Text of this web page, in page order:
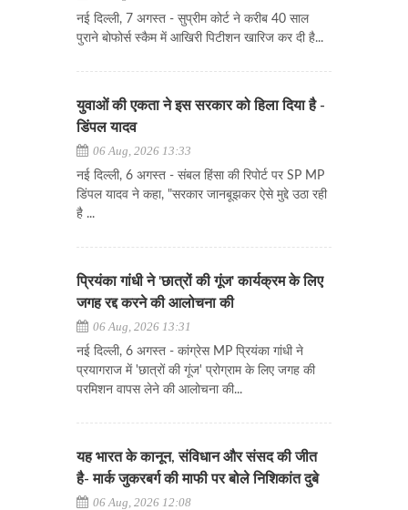
नई दिल्ली, 7 अगस्त - सुप्रीम कोर्ट ने करीब 40 साल
पुराने बोफोर्स स्कैम में आखिरी पिटीशन खारिज कर दी है...
युवाओं की एकता ने इस सरकार को हिला दिया है -
डिंपल यादव
06 Aug, 2026 13:33
नई दिल्ली, 6 अगस्त - संबल हिंसा की रिपोर्ट पर SP MP
डिंपल यादव ने कहा, "सरकार जानबूझकर ऐसे मुद्दे उठा रही
है ...
प्रियंका गांधी ने 'छात्रों की गूंज' कार्यक्रम के लिए
जगह रद्द करने की आलोचना की
06 Aug, 2026 13:31
नई दिल्ली, 6 अगस्त - कांग्रेस MP प्रियंका गांधी ने
प्रयागराज में 'छात्रों की गूंज' प्रोग्राम के लिए जगह की
परमिशन वापस लेने की आलोचना की...
यह भारत के कानून, संविधान और संसद की जीत
है- मार्क जुकरबर्ग की माफी पर बोले निशिकांत दुबे
06 Aug, 2026 12:08